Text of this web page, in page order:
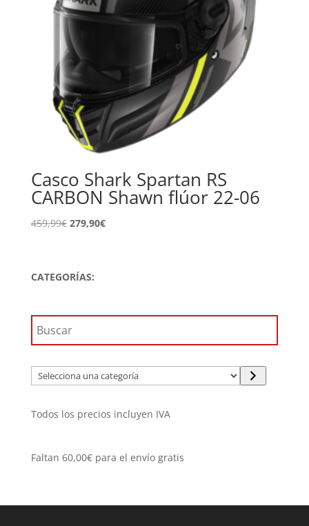
Casco Shark Spartan RS
CARBON Shawn flúor 22-06
459,99€ El
era:
279,90€El
CATEGORÍAS:
Selecciona
una
Todos los precios incluyen IVA
Faltan 60,00€para el envío gratis